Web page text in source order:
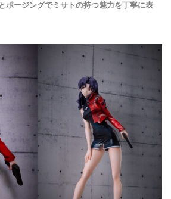
ポージングでミサトの持つ魅力を丁寧に表